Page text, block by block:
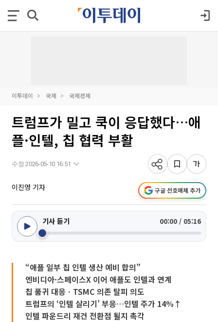
이투데이 국제 국제경제
트럼프가 밀고 쿡이 응답했다…애
플·인텔, 칩 협력 부활
수정 2026-05-10 16:51
이진영 기자 구글 선호매체 추가
기사 듣기 00:00 / 05:16
“애플 일부 칩 인텔 생산 예비 합의”
엔비디아·스페이스X 이어 애플도 인텔과 연계
칩 품귀 대응ㆍTSMC 의존 탈피 의도
트럼프의 ‘인텔 살리기’ 부응…인텔 주가 14%↑
인텔 파운드리 재건 전환점 될지 촉각